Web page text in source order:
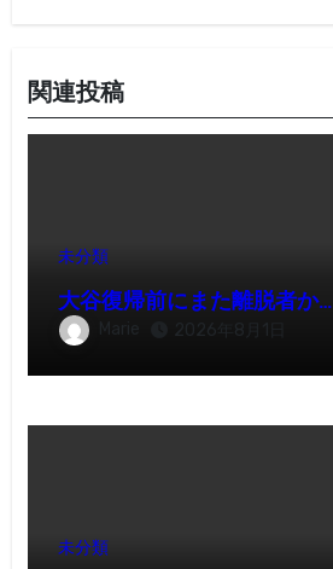
関連投稿
未分類
大谷復帰前にまた離脱者か…
Marie 2026年8月1日
未分類